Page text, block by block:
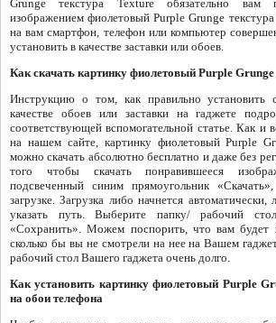
Grunge текстура Texture обязательно
изображением фиолетовый Purple Grunge
на вам смартфон, телефон или компьютер
установить в качестве заставки или обоев.
Как скачать картинку фиолетовый Purple Grunge
Инструкцию о том, как правильно установить
качестве обоев или заставки на гаджете
соответствующей вспомогательной статье. Как и
на нашем сайте, картинку фиолетовый Purple
можно скачать абсолютно бесплатно и даже без
того чтобы скачать понравившееся
подсвеченный синим прямоугольник
загрузке. Загрузка либо начнется
указать путь. Выберите папку/ рабочий
«Сохранить». Можем поспорить, что вам будет
сколько бы вы не смотрели на нее на Вашем
рабочий стол Вашего гаджета очень долго.
Как установить картинку фиолетовый Purple
на обои телефона